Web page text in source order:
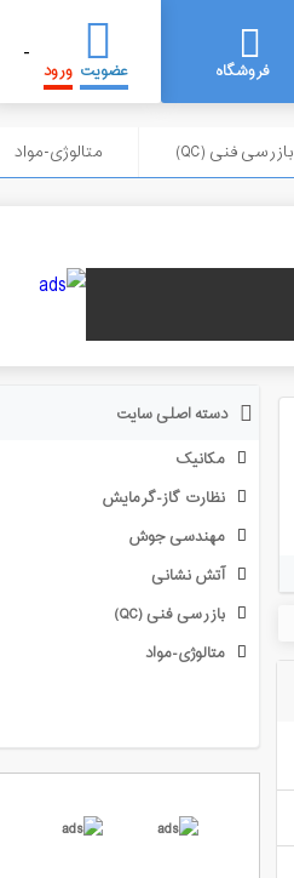
فروشگاه عضویت - ورود
بازرسی فنی (QC) متالوژی-مواد
دسته اصلی سایت
مکانیک
نظارت گاز-گرمایش
مهندسی جوش
آتش نشانی
بازرسی فنی (QC)
متالوژی-مواد